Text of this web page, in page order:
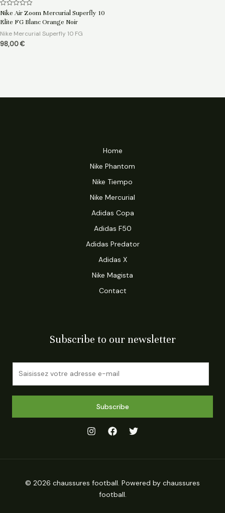
Note
sur
Nike Air Zoom Mercurial Superfly 10
Elite FG Blanc Orange Noir
Nike Mercurial Superfly 10 FG
98,00€
Home
Nike Phantom
Nike Tiempo
Nike Mercurial
Adidas Copa
Adidas F50
Adidas Predator
Adidas X
Nike Magista
Contact
Subscribe to our newsletter
Subscribe
© 2026 chaussures football. Powered by chaussures
football.